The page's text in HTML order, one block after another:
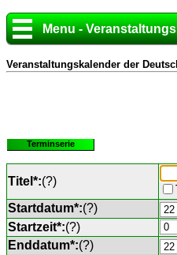
Menu -
Veranstaltungskalender der
Terminserie
Titel*:(?)
Startdatum*:(?)
Startzeit*:(?)
Enddatum*:(?)